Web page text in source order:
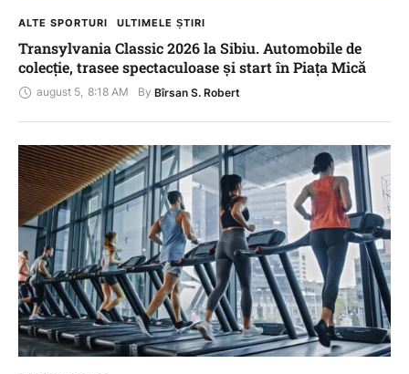
ALTE SPORTURI ULTIMELE ȘTIRI
Transylvania Classic 2026 la Sibiu. Automobile de
colecție, trasee spectaculoase și start în Piața Mică
august 5, 8:18 AM By Bîrsan S. Robert